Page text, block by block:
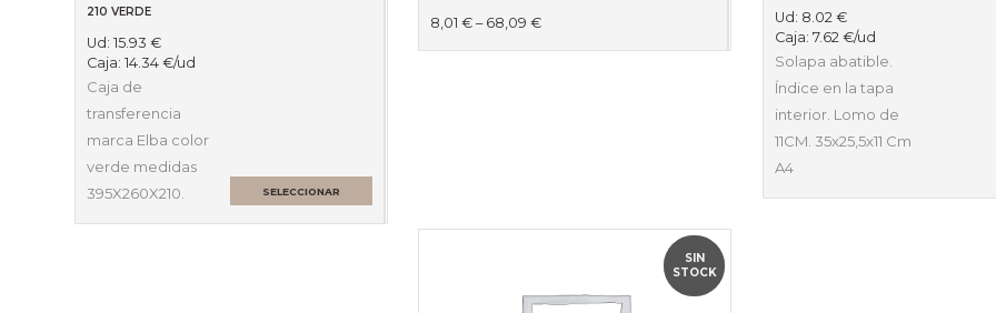
210 VERDE
Ud:15.93€
Caja:14.34€/ud
Caja de
transferencia
marca Elba color
verde medidas
395X260X210.
SELECCIONAR
8,01€ – 68,09€ Ud: 8.02 €
Caja: 7.62 €/ud
Solapa abatible.
Índice en la tapa
interior. Lomo de
11CM. 35x25,5x11 Cm
A4
OFERTA
SIN
STOCK